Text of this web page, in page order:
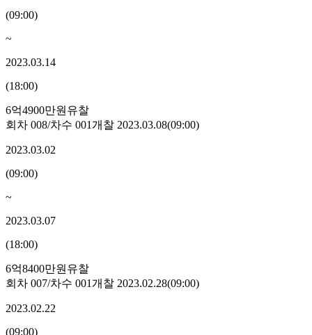
(09:00)
~
2023.03.14
(18:00)
6억4900만원 유찰
회차 008/차수 001개찰 2023.03.08(09:00)
2023.03.02
(09:00)
~
2023.03.07
(18:00)
6억8400만원 유찰
회차 007/차수 001개찰 2023.02.28(09:00)
2023.02.22
(09:00)